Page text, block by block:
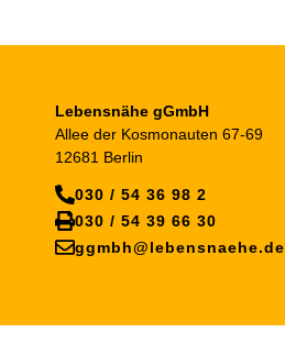
Lebensnähe gGmbH
Allee der Kosmonauten 67-69
12681 Berlin
030 / 54 36 98 2
030 / 54 39 66 30
ggmbh@lebensnaehe.de